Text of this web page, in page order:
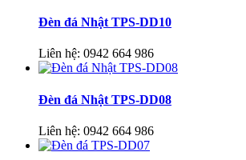
Đèn đá Nhật TPS-DD10
Liên hệ: 0942 664 986
Đèn đá Nhật TPS-DD08
Liên hệ: 0942 664 986